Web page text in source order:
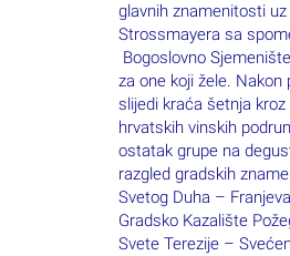
glavnih znamenitosti
Strossmayera sa
Bogoslovno
za one koji žele.
slijedi kraća šetnja
hrvatskih vinskih
ostatak grupe na
razgled gradskih
Svetog Duha –
Gradsko Kazalište
Svete Terezije –